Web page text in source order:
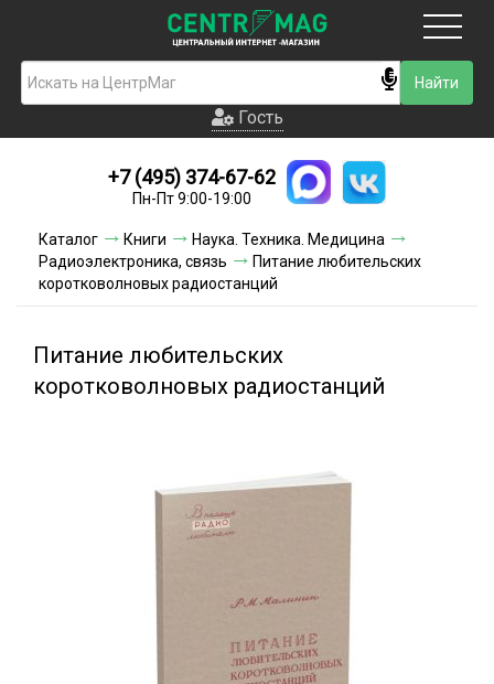
Гость
Новинки
Условия доставки
Условия оплаты
Гость
+7 (495) 374-67-62
Пн-Пт 9:00-19:00
Каталог Книги
Наука. Техника. Медицина
Радиоэлектроника, связь
Питание любительских
коротковолновых радиостанций
Питание любительских
коротковолновых радиостанций